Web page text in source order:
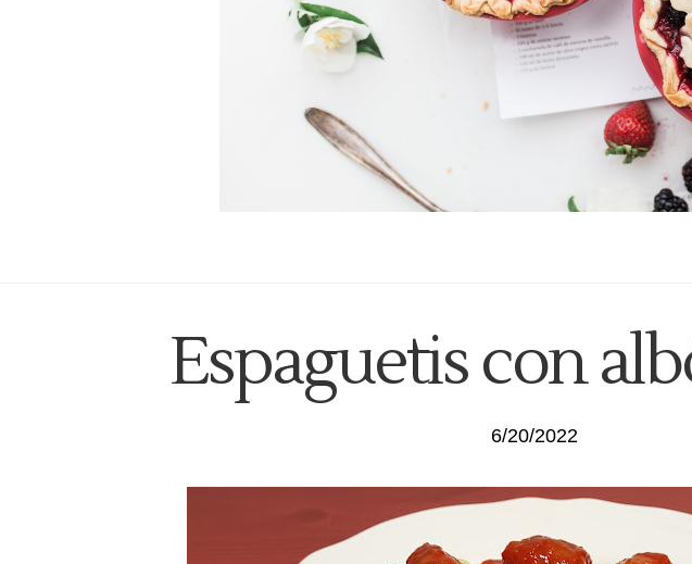
Espaguetis con
6/20/2022